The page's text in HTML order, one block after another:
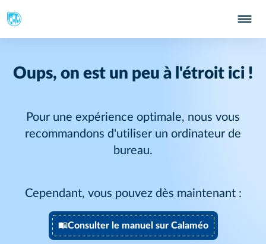
Oups, on est un peu à l'étroit ici !
Pour une expérience optimale, nous vous
recommandons d'utiliser un ordinateur de
bureau.
Cependant, vous pouvez dès maintenant :
Consulter le manuel sur Calaméo